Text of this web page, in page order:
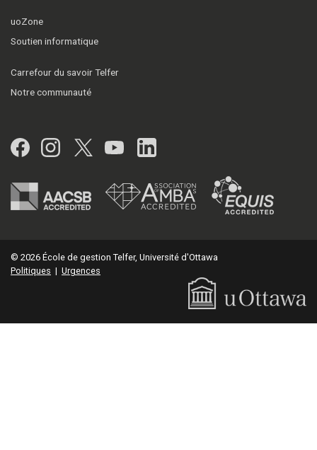
uoZone
Soutien informatique
Carrefour du savoir Telfer
Notre communauté
Facebook
Instagram
Twitter
YouTubeLinkedIn
© 2026 École de gestion Telfer, Université d'Ottawa
Politiques | Urgences